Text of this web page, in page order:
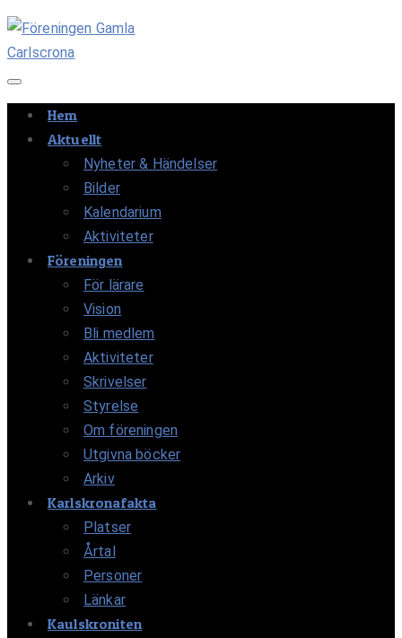
Navigation av/på
Hem
Aktuellt
Nyheter & Händelser
Bilder
Kalendarium
Aktiviteter
Föreningen
För lärare
Vision
Bli medlem
Aktiviteter
Skrivelser
Styrelse
Om föreningen
Utgivna böcker
Arkiv
Karlskronafakta
Platser
Årtal
Personer
Länkar
Kaulskroniten